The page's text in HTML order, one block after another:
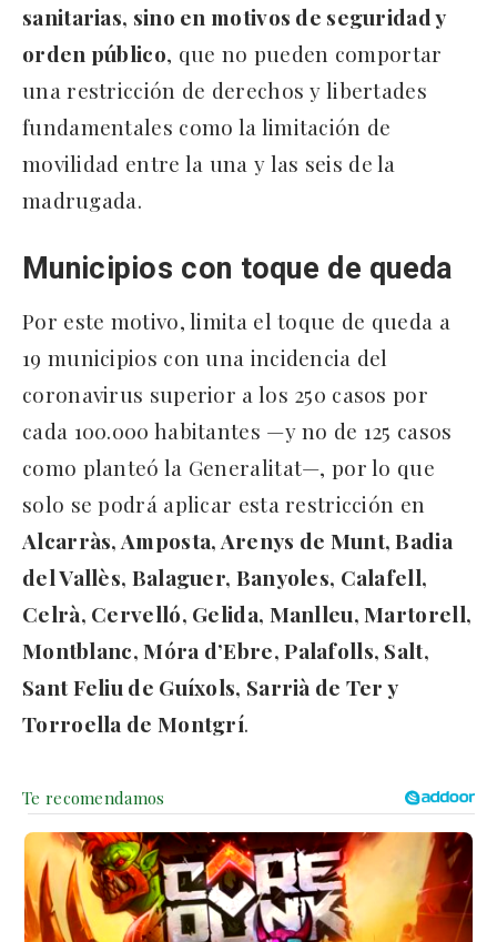
sanitarias, sino en motivos de seguridad y
orden público, que no pueden comportar
una restricción de derechos y libertades
fundamentales como la limitación de
movilidad entre la una y las seis de la
madrugada.
Municipios con toque de queda
Por este motivo, limita el toque de queda a
19 municipios con una incidencia del
coronavirus superior a los 250 casos por
cada 100.000 habitantes —y no de 125 casos
como planteó la Generalitat—, por lo que
solo se podrá aplicar esta restricción en
Alcarràs, Amposta, Arenys de Munt, Badia
del Vallès, Balaguer, Banyoles, Calafell,
Celrà, Cervelló, Gelida, Manlleu, Martorell,
Montblanc, Móra d’Ebre, Palafolls, Salt,
Sant Feliu de Guíxols, Sarrià de Ter y
Torroella de Montgrí.